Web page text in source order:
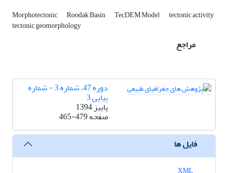
Morphotectonic Roodak Basin TecDEM Model tectonic activity
tectonic geomorphology
مراجع
دوره 47، شماره 3 - شماره
پیاپی 3
پاییز 1394
صفحه465-479
فایل ها